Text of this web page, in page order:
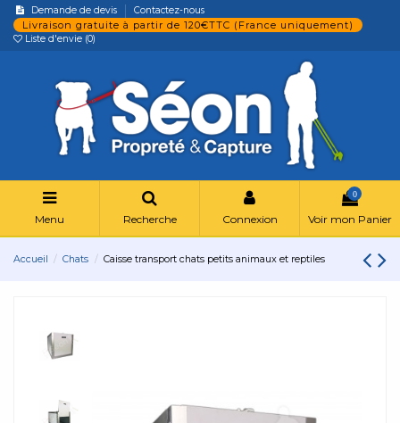
Demande de devis Contactez-nous
Livraison gratuite à partir de 120€TTC (France uniquement)
Liste d'envie (0)
Menu Recherche Connexion
0
Voir mon Panier
Accueil Chats Caisse transport chats petits animaux et reptiles